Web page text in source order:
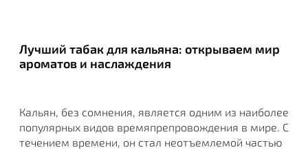
Лучший табак для кальяна: открываем мир
ароматов и наслаждения
Кальян, без сомнения, является одним из наиболее
популярных видов времяпрепровождения в мире. С
течением времени, он стал неотъемлемой частью